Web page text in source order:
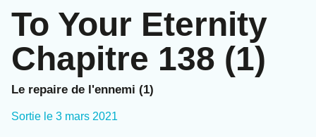
To Your Eternity
Chapitre 138 (1)
Le repaire de l'ennemi (1)
Sortie le 3 mars 2021